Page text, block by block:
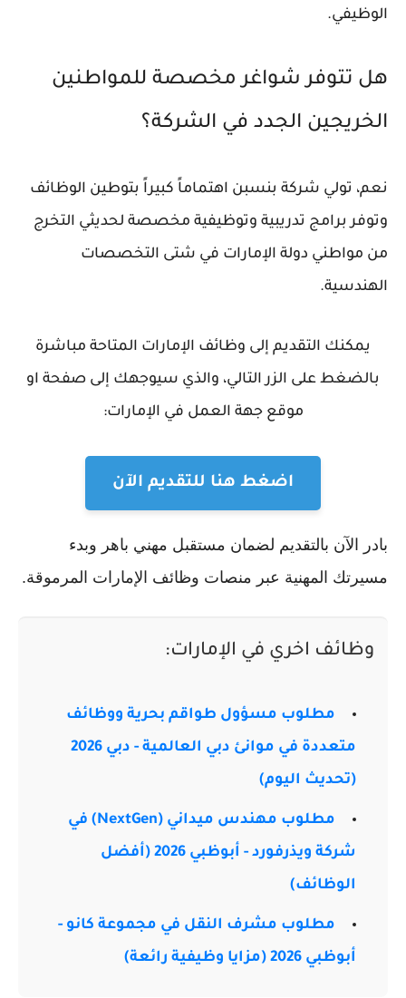
الوظيفي.
هل تتوفر شواغر مخصصة للمواطنين
الخريجين الجدد في الشركة؟
نعم، تولي شركة بنسبن اهتماماً كبيراً بتوطين الوظائف
وتوفر برامج تدريبية وتوظيفية مخصصة لحديثي التخرج
من مواطني دولة الإمارات في شتى التخصصات
الهندسية.
يمكنك التقديم إلى وظائف الإمارات المتاحة مباشرة
بالضغط على الزر التالي، والذي سيوجهك إلى صفحة او
موقع جهة العمل في الإمارات:
اضغط هنا للتقديم الآن
بادر الآن بالتقديم لضمان مستقبل مهني باهر وبدء
مسيرتك المهنية عبر منصات وظائف الإمارات المرموقة.
وظائف اخري في الإمارات:
مطلوب مسؤول طواقم بحرية ووظائف
متعددة في موانئ دبي العالمية - دبي 2026
(تحديث اليوم)
مطلوب مهندس ميداني (NextGen) في
شركة ويذرفورد - أبوظبي 2026 (أفضل
الوظائف)
مطلوب مشرف النقل في مجموعة كانو -
أبوظبي 2026 (مزايا وظيفية رائعة)